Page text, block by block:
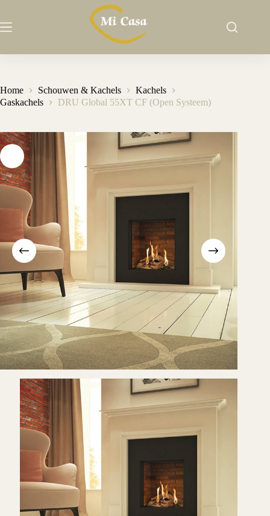
de
Home Schouwen & Kachels
Kachels
Gaskachels
DRU Global 55XT CF (Open Systeem)